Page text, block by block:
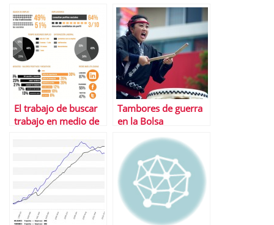
El trabajo de buscar
trabajo en medio de
Tambores de guerra
en la Bolsa